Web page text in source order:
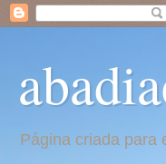
Página criada para